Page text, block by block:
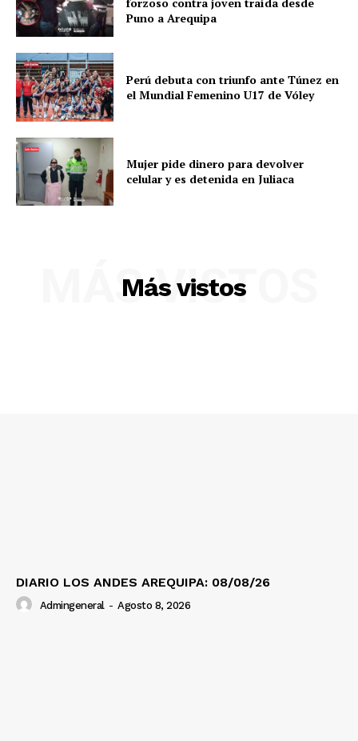
Diario los Andes
Puno a Arequipa
Perú debuta con triunfo ante Túnez en
el Mundial Femenino U17 de Vóley
Mujer pide dinero para devolver
celular y es detenida en Juliaca
Más vistos
MÁS VISTOS
DIARIO LOS ANDES AREQUIPA: 08/08/26
Admingeneral - Agosto 8, 2026